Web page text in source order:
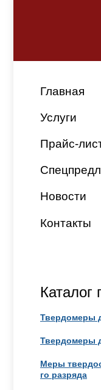
Главная
Услуги
Прайс-
Новости
Контакты
Каталог
Твердомеры
Твердомеры
Меры
го разряда